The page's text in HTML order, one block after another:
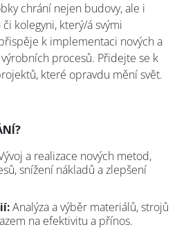
chrání nejen budovy, ale i
kolegyni, který/á svými
k implementaci nových a
procesů. Přidejte se k
které opravdu mění svět.
a realizace nových metod,
snížení nákladů a zlepšení
Analýza a výběr materiálů, strojů
na efektivitu a přínos.